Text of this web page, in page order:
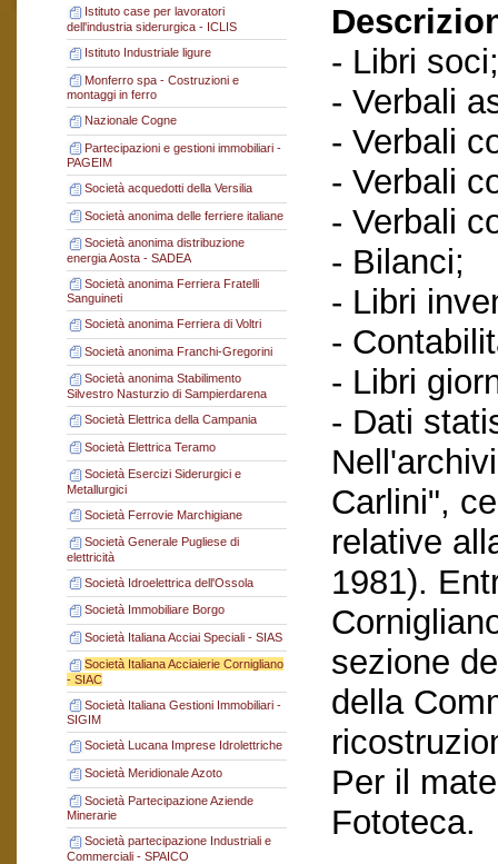
Istituto case per lavoratori
dell'industria siderurgica - ICLIS
Istituto Industriale ligure
Monferro spa - Costruzioni e
montaggi in ferro
Nazionale Cogne
Partecipazioni e gestioni immobiliari -
PAGEIM
Società acquedotti della Versilia
Società anonima delle ferriere italiane
Società anonima distribuzione
energia Aosta - SADEA
Società anonima Ferriera Fratelli
Sanguineti
Società anonima Ferriera di Voltri
Società anonima Franchi-Gregorini
Società anonima Stabilimento
Silvestro Nasturzio di Sampierdarena
Società Elettrica della Campania
Società Elettrica Teramo
Società Esercizi Siderurgici e
Metallurgici
Società Ferrovie Marchigiane
Società Generale Pugliese di
elettricità
Società Idroelettrica dell'Ossola
Società Immobiliare Borgo
Società Italiana Acciai Speciali - SIAS
Società Italiana Acciaierie Cornigliano
- SIAC
Società Italiana Gestioni Immobiliari -
SIGIM
Società Lucana Imprese Idrolettriche
Società Meridionale Azoto
Società Partecipazione Aziende
Minerarie
Società partecipazione Industriali e
Commerciali - SPAICO
- Libri soci;
- Verbali
- Verbali
- Verbali
- Verbali
- Bilanci;
- Libri
-
- Libri
- Dati
Carlini",
relative
1981).
sezione
della
Per il
Fototeca.